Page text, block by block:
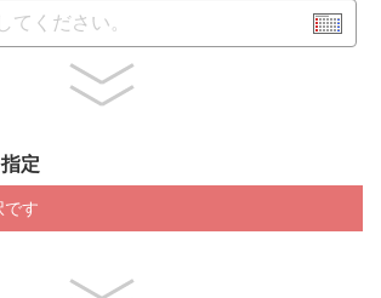
対応については
確認ください
定
です